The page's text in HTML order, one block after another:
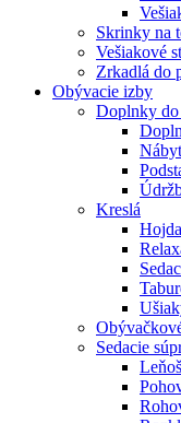
Skrinky na
Vešiakové
Zrkadlá do
Obývacie izby
Doplnky
Kreslá
Sedacie